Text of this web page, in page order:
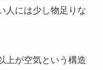
人には少し物足りな
上が空気という構造